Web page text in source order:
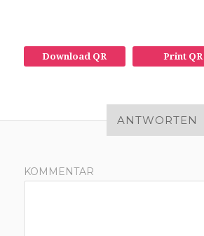
Download QR Print QR
ANTWORTEN
KOMMENTAR